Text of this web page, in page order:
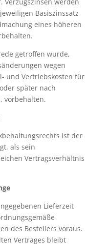
Basiszinssatz
eines höheren
getroffen wurde,
wegen
und Vertriebskosten für
später nach
vorbehalten.
ist der
als sein
Vertragsverhältnis
Lieferzeit
des Bestellers voraus.
Vertrages bleibt